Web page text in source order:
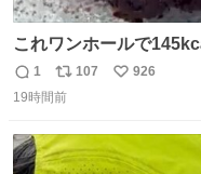
これワンホールで
日食べてるけど、次の
る😭 レシピリプ⬇️
返
信
1
リ
ポ
ト
107
い
数
926
19時間前